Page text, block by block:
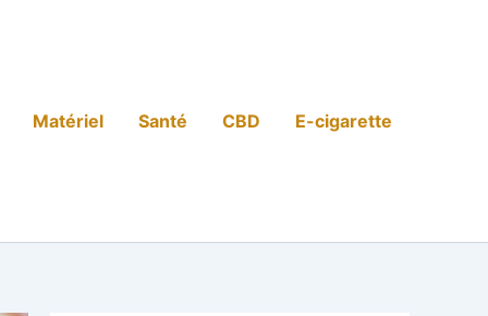
Matériel Santé CBD E-cigarette